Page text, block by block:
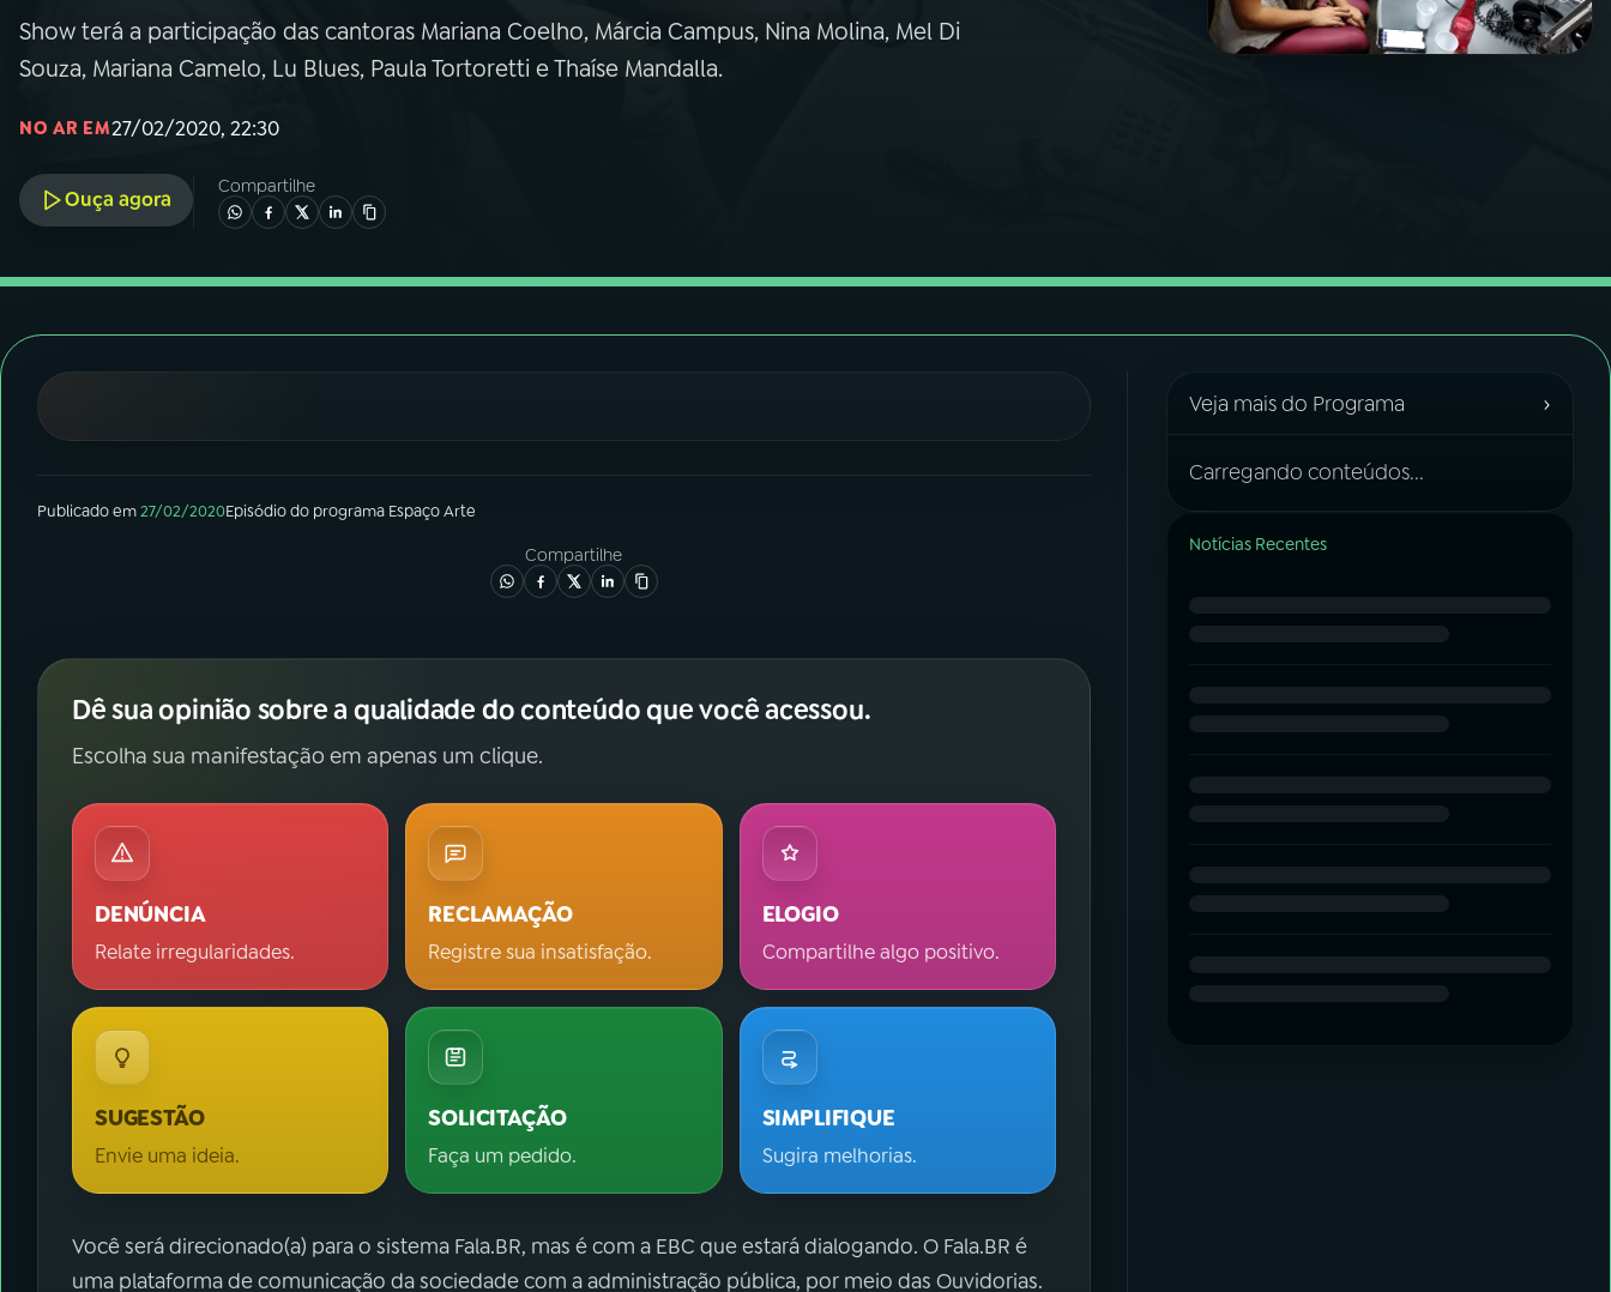
04PROGRAMAS
05 PODCASTS
06VIDEOCASTS
07ÚLTIMAS
ACOMPANHE A RÁDIO NACIONAL
Show terá a participação das cantoras Mariana Coelho, Márcia Campus, Nina Molina, Mel Di
Souza, Mariana Camelo, Lu Blues, Paula Tortoretti e Thaíse Mandalla.
NO AR EM27/02/2020, 22:30
Ouça agora
Compartilhe
Publicado em27/02/2020Episódiodo programa Espaço Arte
Compartilhe
Dê sua opinião sobre a qualidade do conteúdo que você acessou.
Escolha sua manifestação em apenas um clique.
DENÚNCIA
Relate irregularidades.
RECLAMAÇÃO
Registre sua insatisfação.
ELOGIO
Compartilhe algo positivo.
SUGESTÃO
Envie uma ideia.
SOLICITAÇÃO
Faça um pedido.
SIMPLIFIQUE
Sugira melhorias.
Você será direcionado(a) para o sistema Fala.BR, mas é com a EBC que estará dialogando. O Fala.BR é
uma plataforma de comunicação da sociedade com a administração pública, por meio das Ouvidorias.
Veja mais do Programa ›
Carregando conteúdos...
Notícias Recentes